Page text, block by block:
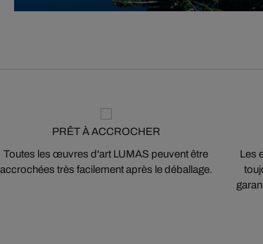
PRÊT À ACCROCHER
Toutes les œuvres d'art LUMAS peuvent être
accrochées très facilement après le déballage.
Les